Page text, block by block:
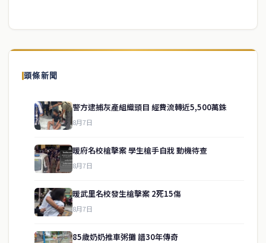
頭條新聞
警方逮捕灰產組織頭目 經費流轉近5,500萬銖
8月7日
暖府名校槍擊案 學生槍手自戕 動機待查
8月7日
暖武里名校發生槍擊案 2死15傷
8月7日
85歲奶奶推車粥攤 譜30年傳奇